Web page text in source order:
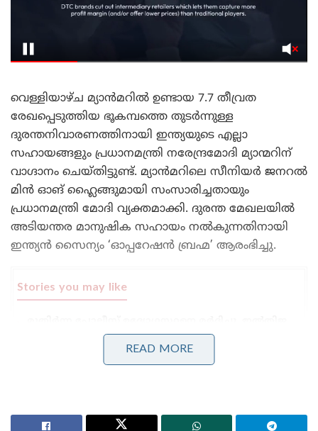
വെള്ളിയാഴ്ച മ്യാൻമറിൽ ഉണ്ടായ 7.7 തീവ്രത
രേഖപ്പെടുത്തിയ ഭൂകമ്പത്തെ തുടർന്നുള്ള
ദുരന്തനിവാരണത്തിനായി ഇന്ത്യയുടെ എല്ലാ
സഹായങ്ങളും പ്രധാനമന്ത്രി നരേന്ദ്രമോദി മ്യാന്മറിന്
വാഗ്ദാനം ചെയ്തിട്ടുണ്ട്. മ്യാൻമറിലെ സീനിയർ ജനറൽ
മിൻ ഓങ് ഹ്ലൈങ്ങുമായി സംസാരിച്ചതായും
പ്രധാനമന്ത്രി മോദി വ്യക്തമാക്കി. ദുരന്ത മേഖലയിൽ
അടിയന്തര മാനുഷിക സഹായം നൽകുന്നതിനായി
ഇന്ത്യൻ സൈന്യം ‘ഓപ്പറേഷൻ ബ്രഹ്മ’ ആരംഭിച്ചു.
Stories you may like
മുഫ്തിക്കെതിരെ കേസ്: വനിതാ പോലീസ് കയ്യേറ്റം
ചെയ്തതെന്ന് പി.ഡി.പി.
ആർ.ജി കർ കേസ്: തെളിവ് നശിപ്പിക്കലിൽ സമഗ്ര
READ MORE